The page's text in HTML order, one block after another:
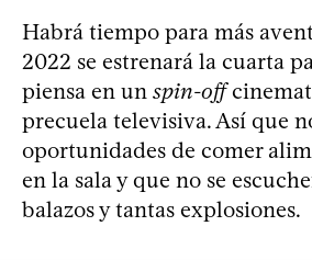
Habrá tiempo para más
2022 se estrenará la cuarta
piensa en un spin-off
precuela televisiva. Así que
oportunidades de comer
en la sala y que no se
balazos y tantas explosiones.